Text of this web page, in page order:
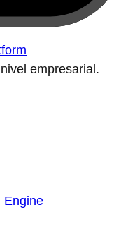
empresarial.
Engine